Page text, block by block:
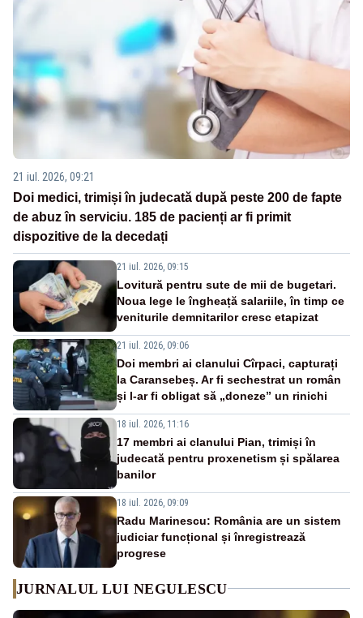
21 iul. 2026, 09:21
Doi medici, trimiși în judecată după peste 200 de fapte
de abuz în serviciu. 185 de pacienți ar fi primit
dispozitive de la decedați
21 iul. 2026, 09:15
Lovitură pentru sute de mii de bugetari.
Noua lege le îngheață salariile, în timp ce
veniturile demnitarilor cresc etapizat
21 iul. 2026, 09:06
Doi membri ai clanului Cîrpaci, capturați
la Caransebeș. Ar fi sechestrat un român
și l-ar fi obligat să „doneze” un rinichi
18 iul. 2026, 11:16
17 membri ai clanului Pian, trimiși în
judecată pentru proxenetism și spălarea
banilor
18 iul. 2026, 09:09
Radu Marinescu: România are un sistem
judiciar funcțional și înregistrează
progrese
JURNALUL LUI NEGULESCU